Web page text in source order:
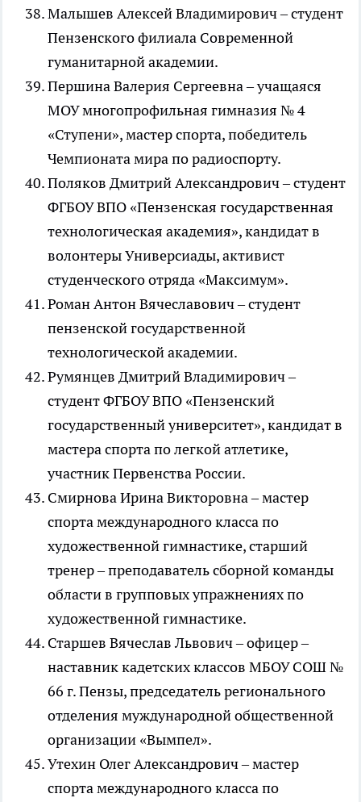
Малышев Алексей Владимирович – студент
Пензенского филиала Современной
гуманитарной академии.
Першина Валерия Сергеевна – учащаяся
МОУ многопрофильная гимназия № 4
«Ступени», мастер спорта, победитель
Чемпионата мира по радиоспорту.
Поляков Дмитрий Александрович – студент
ФГБОУ ВПО «Пензенская государственная
технологическая академия», кандидат в
волонтеры Универсиады, активист
студенческого отряда «Максимум».
Роман Антон Вячеславович – студент
пензенской государственной
технологической академии.
Румянцев Дмитрий Владимирович –
студент ФГБОУ ВПО «Пензенский
государственный университет», кандидат в
мастера спорта по легкой атлетике,
участник Первенства России.
Смирнова Ирина Викторовна – мастер
спорта международного класса по
художественной гимнастике, старший
тренер – преподаватель сборной команды
области в групповых упражнениях по
художественной гимнастике.
Старшев Вячеслав Львович – офицер –
наставник кадетских классов МБОУ СОШ №
66 г. Пензы, председатель регионального
отделения муждународной общественной
организации «Вымпел».
Утехин Олег Александрович – мастер
спорта международного класса по